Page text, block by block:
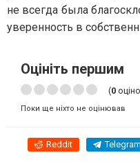
не всегда была
уверенность в
Оцініть першим
(0
Поки ще ніхто не оцінював
Reddit Telegram